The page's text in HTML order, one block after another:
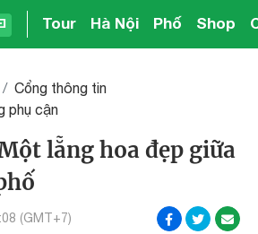
Tour Hà Nội Phố Shop
Cổng thông tin
phụ cận
lẵng hoa đẹp giữa
(GMT+7)